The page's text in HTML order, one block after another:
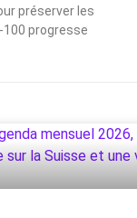
préserver les
100 progresse